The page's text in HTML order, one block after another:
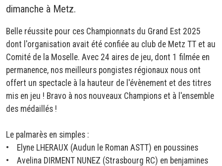
dimanche à Metz.
Belle réussite pour ces Championnats du Grand Est 2025
dont l'organisation avait été confiée au club de Metz TT et au
Comité de la Moselle. Avec 24 aires de jeu, dont 1 filmée en
permanence, nos meilleurs pongistes régionaux nous ont
offert un spectacle à la hauteur de l'évènement et des titres
mis en jeu ! Bravo à nos nouveaux Champions et à l'ensemble
des médaillés !
Le palmarès en simples :
• Elyne LHERAUX (Audun le Roman ASTT) en poussines
• Avelina DIRMENT NUNEZ (Strasbourg RC) en benjamines